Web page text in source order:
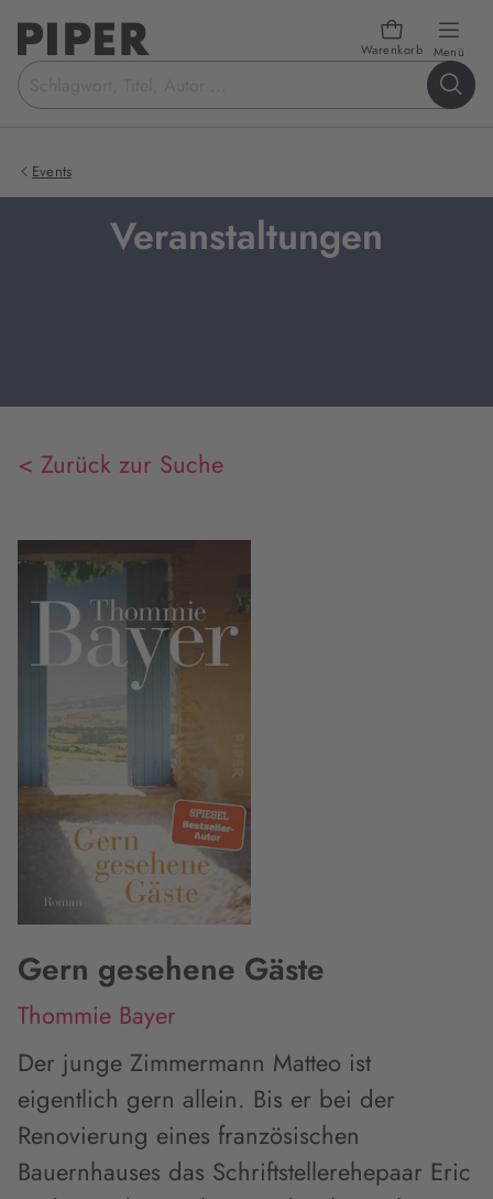
Warenkorb Menü
Suchbegriff
eingeben
Events
Veranstaltungen
< Zurück zur Suche
Gern gesehene Gäste
Thommie Bayer
Der junge Zimmermann Matteo ist
eigentlich gern allein. Bis er bei der
Renovierung eines französischen
Bauernhauses das Schriftstellerehepaar Eric